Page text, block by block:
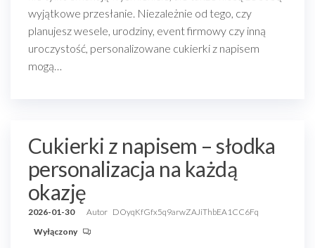
wyjątkowe przesłanie. Niezależnie od tego, czy
planujesz wesele, urodziny, event firmowy czy inną
uroczystość, personalizowane cukierki z napisem
mogą…
Cukierki z napisem – słodka
personalizacja na każdą
okazję
2026-01-30 Autor DOyqKfGfx5q9arwZAJiThbEA1CC6Fq
Wyłączony